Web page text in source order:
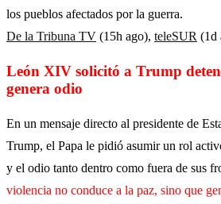
los pueblos afectados por la guerra.
De la Tribuna TV (15h ago), teleSUR (1d
León XIV solicitó a Trump
genera odio
En un mensaje directo al presidente de
Trump, el Papa le pidió asumir un rol
y el odio tanto dentro como fuera de sus
violencia no conduce a la paz, sino que